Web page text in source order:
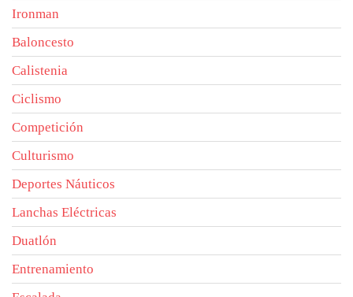
Ironman
Baloncesto
Calistenia
Ciclismo
Competición
Culturismo
Deportes Náuticos
Lanchas Eléctricas
Duatlón
Entrenamiento